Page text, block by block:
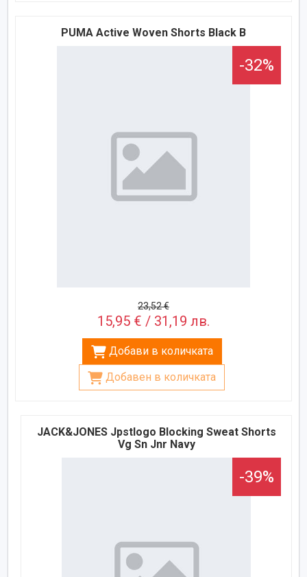
PUMA Active Woven Shorts Black B
-32%
23,52 €
15,95 € / 31,19 лв.
Добави в количката
Добавен в количката
JACK&JONES Jpstlogo Blocking Sweat Shorts
Vg Sn Jnr Navy
-39%